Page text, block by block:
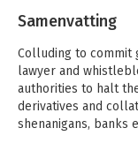
Samenvatting
Colluding to commit
lawyer and
authorities to halt
derivatives and
shenanigans, banks